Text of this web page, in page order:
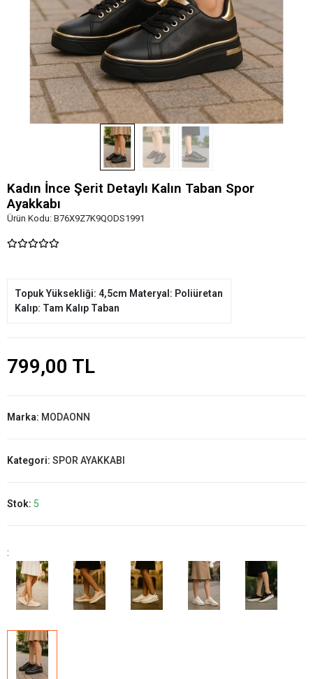
Kadın İnce Şerit Detaylı Kalın Taban Spor
Ayakkabı
Ürün Kodu: B76X9Z7K9QODS1991
Topuk Yüksekliği: 4,5cm Materyal: Poliüretan
Kalıp: Tam Kalıp Taban
799,00 TL
Marka: MODAONN
Kategori: SPOR AYAKKABI
Stok: 5
: